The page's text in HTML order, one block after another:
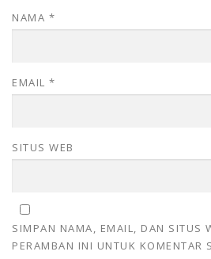
NAMA *
EMAIL *
SITUS WEB
SIMPAN NAMA, EMAIL, DAN SITUS
PERAMBAN INI UNTUK KOMENTAR